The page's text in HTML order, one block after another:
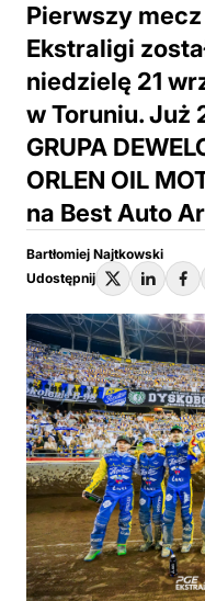
Pierwszy mecz
Ekstraligi
niedzielę 21
w Toruniu. Już
GRUPA
ORLEN OIL
na Best Auto
Bartłomiej Najtkowski
Udostępnij